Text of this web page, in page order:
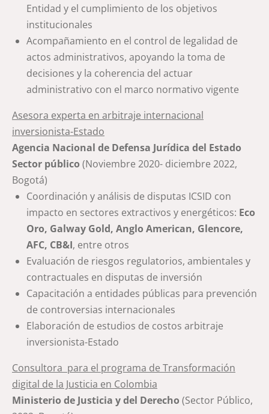
Entidad y el cumplimiento de los objetivos
institucionales
Acompañamiento en el control de legalidad de
actos administrativos, apoyando la toma de
decisiones y la coherencia del actuar
administrativo con el marco normativo vigente
Asesora experta en arbitraje internacional
inversionista-Estado
Agencia Nacional de Defensa Jurídica del Estado
Sector público (Noviembre 2020- diciembre 2022,
Bogotá)
Coordinación y análisis de disputas ICSID con
impacto en sectores extractivos y energéticos: Eco
Oro, Galway Gold, Anglo American, Glencore,
AFC, CB&I, entre otros
Evaluación de riesgos regulatorios, ambientales y
contractuales en disputas de inversión
Capacitación a entidades públicas para prevención
de controversias internacionales
Elaboración de estudios de costos arbitraje
inversionista-Estado
Consultora para el programa de Transformación
digital de la Justicia en Colombia
Ministerio de Justicia y del Derecho (Sector Público,